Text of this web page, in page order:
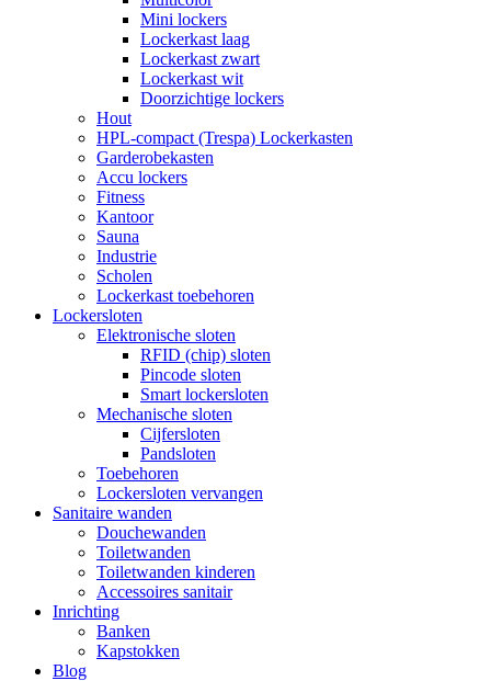
Mini lockers
Lockerkast laag
Lockerkast zwart
Lockerkast wit
Doorzichtige lockers
Hout
HPL-compact (Trespa) Lockerkasten
Garderobekasten
Accu lockers
Fitness
Kantoor
Sauna
Industrie
Scholen
Lockerkast toebehoren
Lockersloten
Elektronische sloten
RFID (chip) sloten
Pincode sloten
Smart lockersloten
Mechanische sloten
Cijfersloten
Pandsloten
Toebehoren
Lockersloten vervangen
Sanitaire wanden
Douchewanden
Toiletwanden
Toiletwanden kinderen
Accessoires sanitair
Inrichting
Banken
Kapstokken
Blog